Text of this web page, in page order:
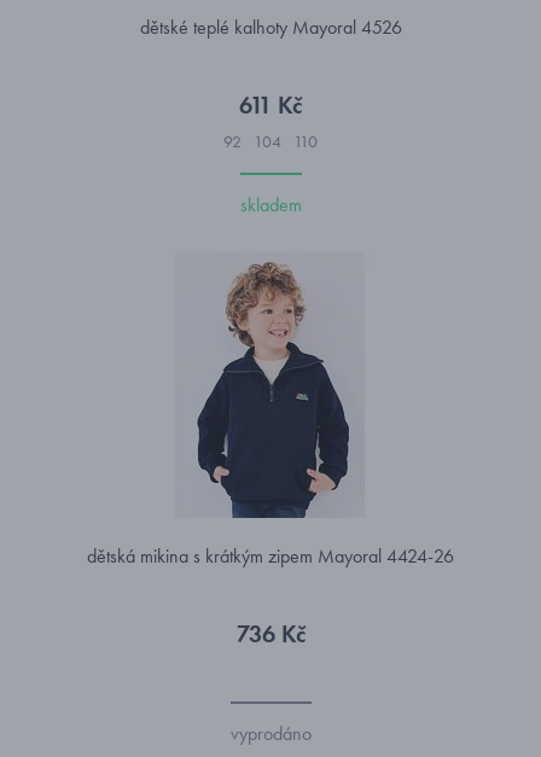
dětské teplé kalhoty Mayoral 4526
611 Kč
92 104 110
skladem
dětská mikina s krátkým zipem Mayoral 4424-26
736 Kč
vyprodáno